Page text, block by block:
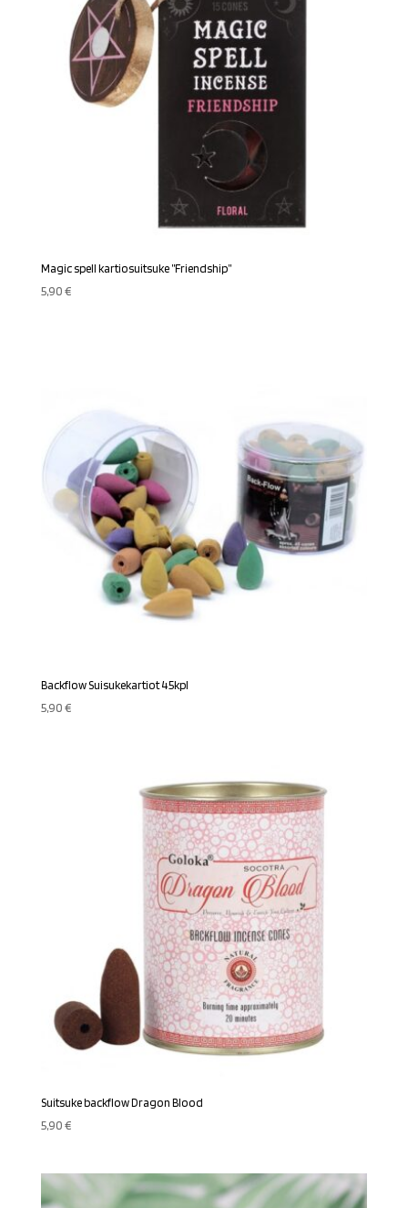
Magic spell kartiosuitsuke ”Friendship”
5,90€
Backflow Suisukekartiot 45kpl
5,90€
Suitsuke backflow Dragon Blood
5,90€